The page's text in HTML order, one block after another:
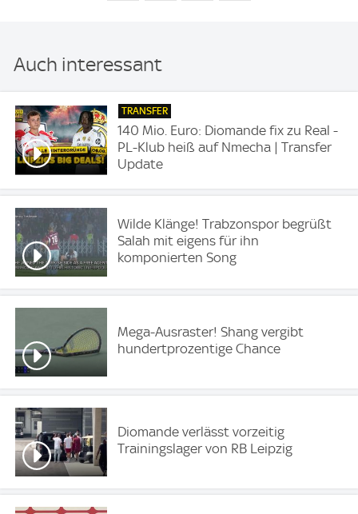
Auch interessant
TRANSFER
140 Mio. Euro: Diomande fix zu Real -
PL-Klub heiß auf Nmecha | Transfer
Update
Wilde Klänge! Trabzonspor begrüßt
Salah mit eigens für ihn
komponierten Song
Mega-Ausraster! Shang vergibt
hundertprozentige Chance
Diomande verlässt vorzeitig
Trainingslager von RB Leipzig